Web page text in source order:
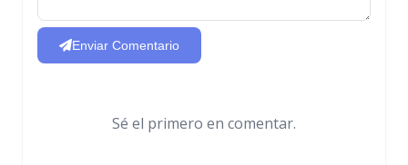
Enviar Comentario
Sé el primero en comentar.